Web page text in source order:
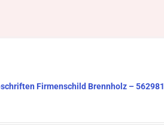
Firmenschild Brennholz – 562981